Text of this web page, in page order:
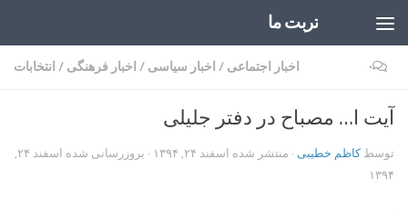
تربت ما
اخبار اجتماعی / اخبار سیاسی / اخبار فرهنگی / انتخابات ۰
آیت ا… مصباح در دفتر جلیلی
توسطکاظم خطیبی · منتشر شده اسفند ۲۴, ۱۳۹۴ · بروزرسانی شده
اسفند ۲۴,
۱۳۹۴